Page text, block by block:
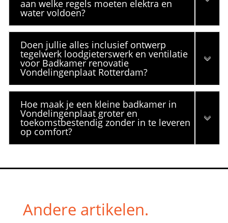
aan welke regels moeten elektra en
water voldoen?
Doen jullie alles inclusief ontwerp
tegelwerk loodgieterswerk en ventilatie
voor Badkamer renovatie
Vondelingenplaat Rotterdam?
Hoe maak je een kleine badkamer in
Vondelingenplaat groter en
toekomstbestendig zonder in te leveren
op comfort?
Andere artikelen.